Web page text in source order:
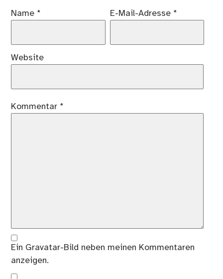
Name * E-Mail-Adresse *
Website
Kommentar *
Ein Gravatar-Bild neben meinen Kommentaren
anzeigen.